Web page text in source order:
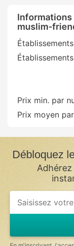
Informations
muslim-
Établissements
Prix min. par
Prix moyen
Débloquez
If
you
ignore
this